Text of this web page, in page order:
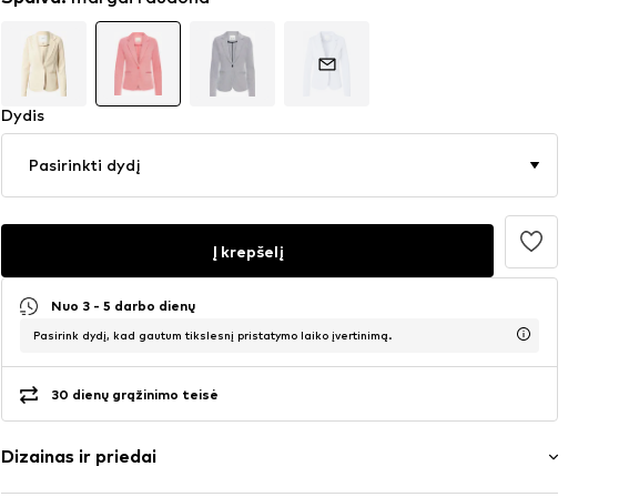
Dydis
Pasirinkti dydį
Į krepšelį
Nuo 3 - 5 darbo dienų
Pasirink dydį, kad gautum tikslesnį pristatymo laiko įvertinimą.
30 dienų grąžinimo teisė
Dizainas ir priedai